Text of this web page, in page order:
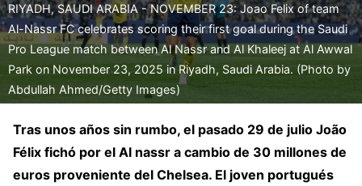
RIYADH, SAUDI ARABIA - NOVEMBER 23: Joao Felix of team
Al-Nassr FC celebrates scoring their first goal during the Saudi
Pro League match between Al Nassr and Al Khaleej at Al Awwal
Park on November 23, 2025 in Riyadh, Saudi Arabia. (Photo by
Abdullah Ahmed/Getty Images)
Tras unos años sin rumbo, el pasado 29 de julio João
Félix fichó por el Al nassr a cambio de 30 millones de
euros proveniente del Chelsea. El joven portugués